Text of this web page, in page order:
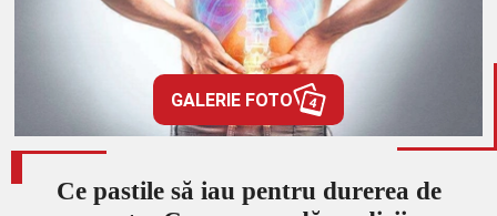
GALERIE FOTO 4
Ce pastile să iau pentru durerea de